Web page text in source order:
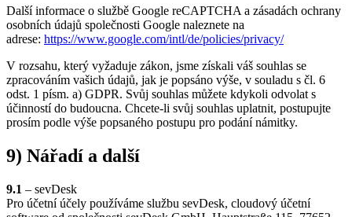
Další informace o službě Google reCAPTCHA a zásadách ochrany
osobních údajů společnosti Google naleznete na
adrese: https://www.google.com/intl/de/policies/privacy/
V rozsahu, který vyžaduje zákon, jsme získali váš souhlas se
zpracováním vašich údajů, jak je popsáno výše, v souladu s čl. 6
odst. 1 písm. a) GDPR. Svůj souhlas můžete kdykoli odvolat s
účinností do budoucna. Chcete-li svůj souhlas uplatnit, postupujte
prosím podle výše popsaného postupu pro podání námitky.
9) Nářadí a další
9.1 – sevDesk
Pro účetní účely používáme službu sevDesk, cloudový účetní